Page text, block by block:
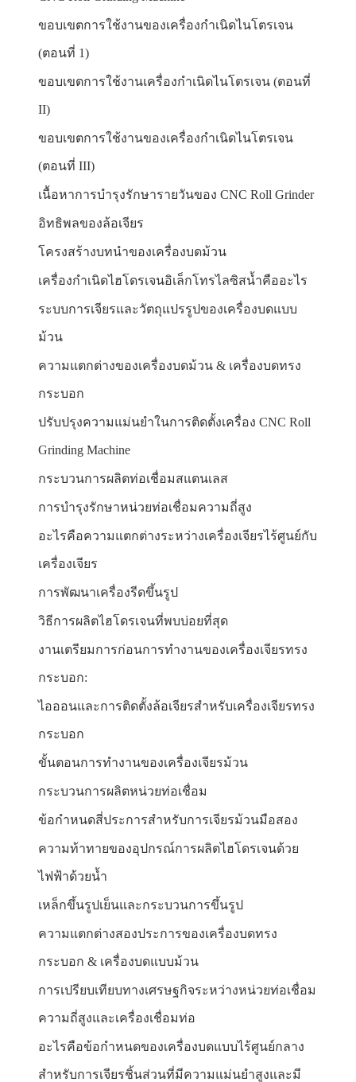
ขอบเขตการใช้งานของเครื่องกำเนิดไนโตรเจน
(ตอนที่ 1)
ขอบเขตการใช้งานเครื่องกำเนิดไนโตรเจน (ตอนที่
II)
ขอบเขตการใช้งานของเครื่องกำเนิดไนโตรเจน
(ตอนที่ III)
เนื้อหาการบำรุงรักษารายวันของ CNC Roll Grinder
อิทธิพลของล้อเจียร
โครงสร้างบทนำของเครื่องบดม้วน
เครื่องกำเนิดไฮโดรเจนอิเล็กโทรไลซิสน้ำคืออะไร
ระบบการเจียรและวัตถุแปรรูปของเครื่องบดแบบ
ม้วน
ความแตกต่างของเครื่องบดม้วน & เครื่องบดทรง
กระบอก
ปรับปรุงความแม่นยำในการติดตั้งเครื่อง CNC Roll
Grinding Machine
กระบวนการผลิตท่อเชื่อมสแตนเลส
การบำรุงรักษาหน่วยท่อเชื่อมความถี่สูง
อะไรคือความแตกต่างระหว่างเครื่องเจียรไร้ศูนย์กับ
เครื่องเจียร
การพัฒนาเครื่องรีดขึ้นรูป
วิธีการผลิตไฮโดรเจนที่พบบ่อยที่สุด
งานเตรียมการก่อนการทำงานของเครื่องเจียรทรง
กระบอก:
ไอออนและการติดตั้งล้อเจียรสำหรับเครื่องเจียรทรง
กระบอก
ขั้นตอนการทำงานของเครื่องเจียรม้วน
กระบวนการผลิตหน่วยท่อเชื่อม
ข้อกำหนดสี่ประการสำหรับการเจียรม้วนมือสอง
ความท้าทายของอุปกรณ์การผลิตไฮโดรเจนด้วย
ไฟฟ้าด้วยน้ำ
เหล็กขึ้นรูปเย็นและกระบวนการขึ้นรูป
ความแตกต่างสองประการของเครื่องบดทรง
กระบอก & เครื่องบดแบบม้วน
การเปรียบเทียบทางเศรษฐกิจระหว่างหน่วยท่อเชื่อม
ความถี่สูงและเครื่องเชื่อมท่อ
อะไรคือข้อกำหนดของเครื่องบดแบบไร้ศูนย์กลาง
สำหรับการเจียรชิ้นส่วนที่มีความแม่นยำสูงและมี